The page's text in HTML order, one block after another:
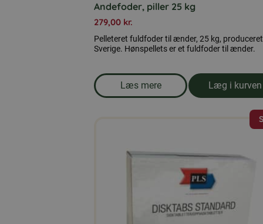
Andefoder, piller 25 kg
279,00 kr.
Pelleteret fuldfoder til ænder, 25 kg,
Sverige. Hønspellets er et fuldfoder til ænder.
Læs mere
om produkten Andefoder,
Læg i kurven